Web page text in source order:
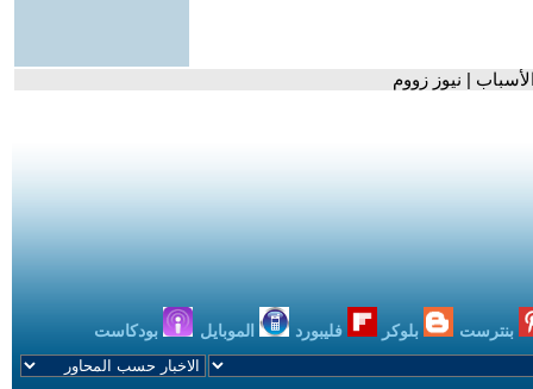
| نيوز زووم
بنترست بلوكر فليبورد الموبايل بودكاست